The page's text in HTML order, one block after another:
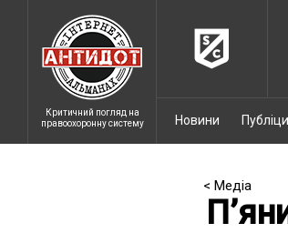
Критичний погляд на
правоохоронну систему
Новини
< Медіа